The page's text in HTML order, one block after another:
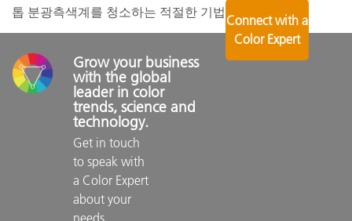
톱 분광측색계를 청소하는 적절한 기법을 안내합니다.
Grow your business
with the global
leader in color
trends, science and
technology.
Get in touch
to speak with
a Color Expert
about your
needs.
Connect with a
Color Expert